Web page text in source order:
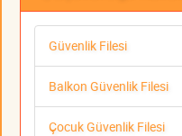
Güvenlik Filesi
Balkon Güvenlik Filesi
Çocuk Güvenlik Filesi